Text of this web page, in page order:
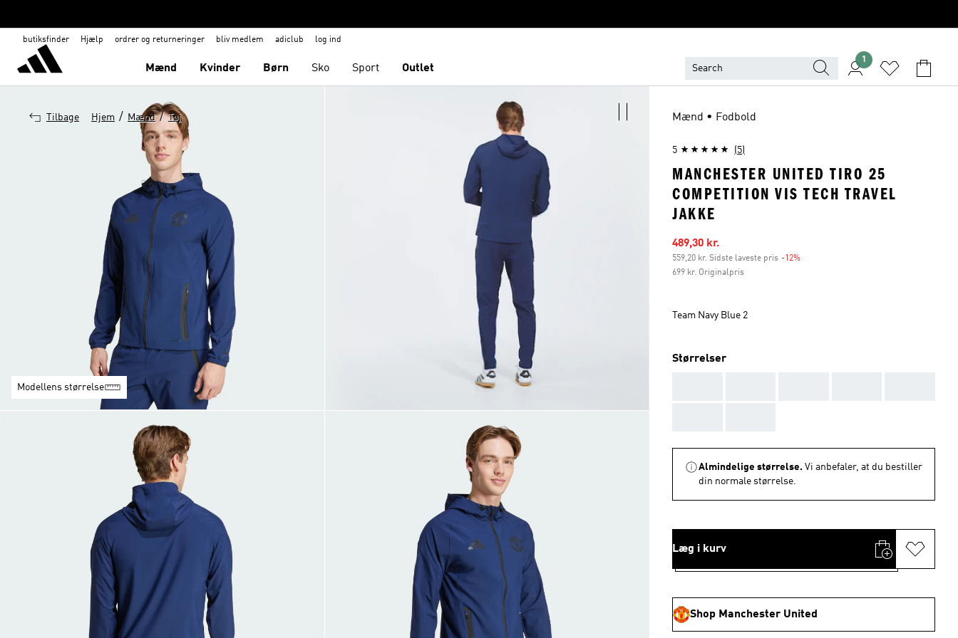
butiksfinder Hjælp ordrer og returneringer bliv medlem adiclub log ind
Mænd Kvinder Børn Sko Sport Outlet
1
Tilbage Hjem / Mænd / Tøj
Modellens størrelse
Mænd • Fodbold
5 (5)
MANCHESTER UNITED TIRO 25
COMPETITION VIS TECH TRAVEL
JAKKE
Udsalgspris
489,30 kr.
559,20 kr. Sidste laveste pris -12%
699 kr. Originalpris
Team Navy Blue 2
Størrelser
Almindelige størrelse. Vi anbefaler, at du bestiller
din normale størrelse.
Læg i kurv
Shop Manchester United